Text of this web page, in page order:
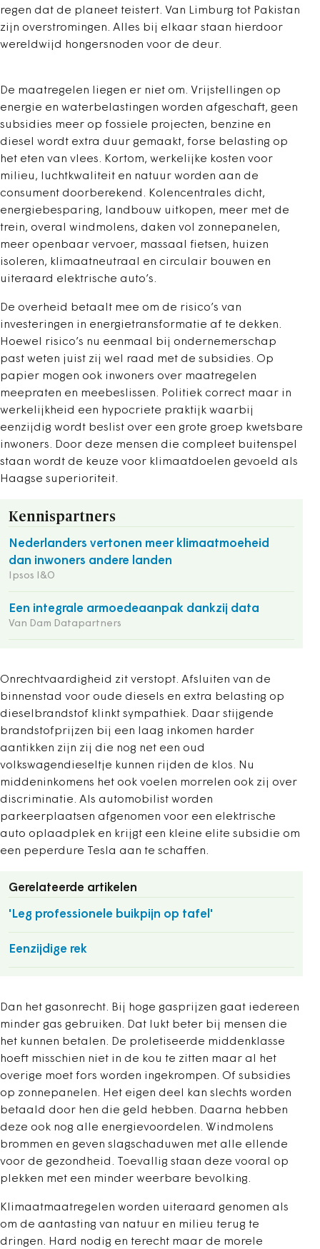
regen dat de planeet teistert. Van Limburg tot Pakistan
zijn overstromingen. Alles bij elkaar staan hierdoor
wereldwijd hongersnoden voor de deur.
De maatregelen liegen er niet om. Vrijstellingen op
energie en waterbelastingen worden afgeschaft, geen
subsidies meer op fossiele projecten, benzine en
diesel wordt extra duur gemaakt, forse belasting op
het eten van vlees. Kortom, werkelijke kosten voor
milieu, luchtkwaliteit en natuur worden aan de
consument doorberekend. Kolencentrales dicht,
energiebesparing, landbouw uitkopen, meer met de
trein, overal windmolens, daken vol zonnepanelen,
meer openbaar vervoer, massaal fietsen, huizen
isoleren, klimaatneutraal en circulair bouwen en
uiteraard elektrische auto’s.
De overheid betaalt mee om de risico’s van
investeringen in energietransformatie af te dekken.
Hoewel risico’s nu eenmaal bij ondernemerschap
past weten juist zij wel raad met de subsidies. Op
papier mogen ook inwoners over maatregelen
meepraten en meebeslissen. Politiek correct maar in
werkelijkheid een hypocriete praktijk waarbij
eenzijdig wordt beslist over een grote groep kwetsbare
inwoners. Door deze mensen die compleet buitenspel
staan wordt de keuze voor klimaatdoelen gevoeld als
Haagse superioriteit.
Kennispartners
Nederlanders vertonen meer klimaatmoeheid
dan inwoners andere landen
Ipsos I&O
Een integrale armoedeaanpak dankzij data
Van Dam Datapartners
Onrechtvaardigheid zit verstopt. Afsluiten van de
binnenstad voor oude diesels en extra belasting op
dieselbrandstof klinkt sympathiek. Daar stijgende
brandstofprijzen bij een laag inkomen harder
aantikken zijn zij die nog net een oud
volkswagendieseltje kunnen rijden de klos. Nu
middeninkomens het ook voelen morrelen ook zij over
discriminatie. Als automobilist worden
parkeerplaatsen afgenomen voor een elektrische
auto oplaadplek en krijgt een kleine elite subsidie om
een peperdure Tesla aan te schaffen.
Gerelateerde artikelen
'Leg professionele buikpijn op tafel'
Eenzijdige rek
Dan het gasonrecht. Bij hoge gasprijzen gaat iedereen
minder gas gebruiken. Dat lukt beter bij mensen die
het kunnen betalen. De proletiseerde middenklasse
hoeft misschien niet in de kou te zitten maar al het
overige moet fors worden ingekrompen. Of subsidies
op zonnepanelen. Het eigen deel kan slechts worden
betaald door hen die geld hebben. Daarna hebben
deze ook nog alle energievoordelen. Windmolens
brommen en geven slagschaduwen met alle ellende
voor de gezondheid. Toevallig staan deze vooral op
plekken met een minder weerbare bevolking.
Klimaatmaatregelen worden uiteraard genomen als
om de aantasting van natuur en milieu terug te
dringen. Hard nodig en terecht maar de morele